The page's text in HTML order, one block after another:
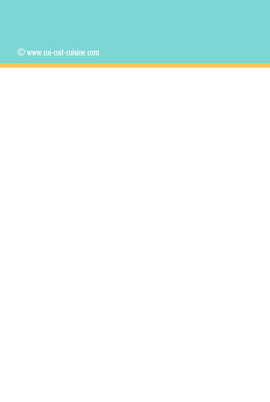
© www.cui-cuit-cuisine.com